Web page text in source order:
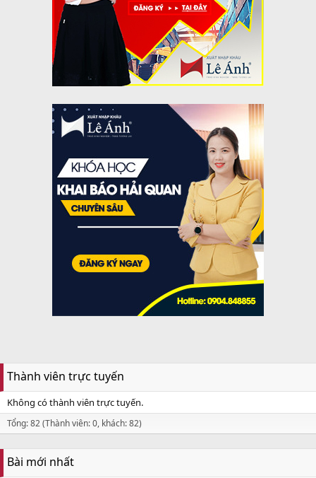
Thành viên trực tuyến
Không có thành viên trực tuyến.
Tổng: 82 (Thành viên: 0, khách: 82)
Bài mới nhất